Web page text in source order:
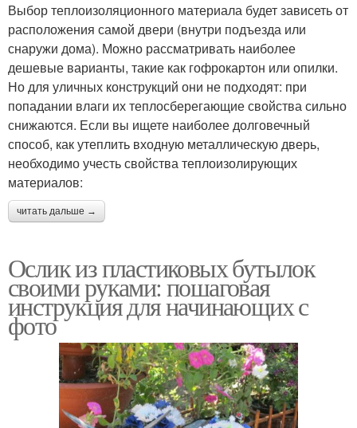
Выбор теплоизоляционного материала будет зависеть от
расположения самой двери (внутри подъезда или
снаружи дома). Можно рассматривать наиболее
дешевые варианты, такие как гофрокартон или опилки.
Но для уличных конструкций они не подходят: при
попадании влаги их теплосберегающие свойства сильно
снижаются. Если вы ищете наиболее долговечный
способ, как утеплить входную металлическую дверь,
необходимо учесть свойства теплоизолирующих
материалов:
читать дальше →
Ослик из пластиковых бутылок
своими руками: пошаговая
инструкция для начинающих с
фото